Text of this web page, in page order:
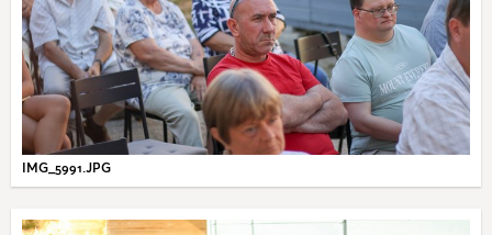
IMG_5991.JPG